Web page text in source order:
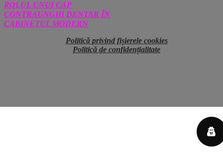
ROLUL UNUI CAP
CONTRAUNGHI DENTAR ÎN
CABINETUL MODERN
Politică privind fișierele cookies
Politică de confidențialitate